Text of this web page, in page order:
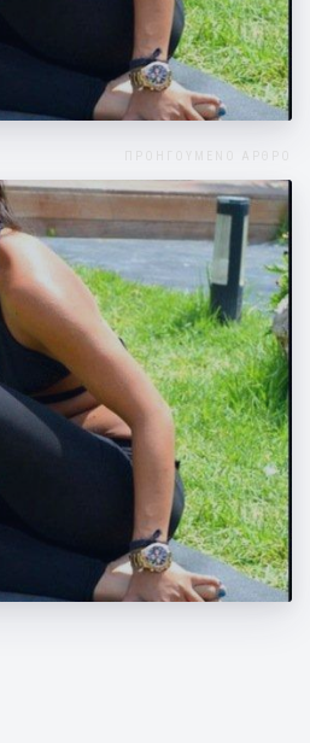
διάθεση
ΠΡΟΗΓΟΥΜΕΝΟ ΑΡΘΡΟ
Φυσικής